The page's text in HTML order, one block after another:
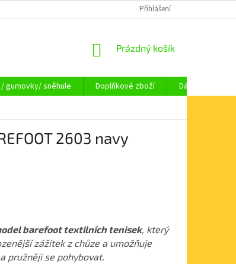
KAMENNÁ PRODEJNA
Přihlášení
NÁKUPNÍ
Prázdný košík
gumovky/ sněhule Doplňkové zboží
Dárkové
2603 navy
barefoot textilních tenisek, který
zážitek z chůze a umožňuje
pružněji se pohybovat.